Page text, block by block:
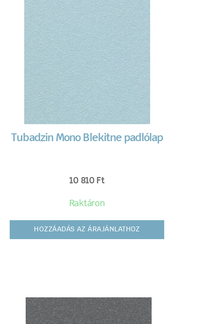
Tubadzin Mono Blekitne padlólap
10 810 Ft
Raktáron
HOZZÁADÁS AZ ÁRAJÁNLATHOZ